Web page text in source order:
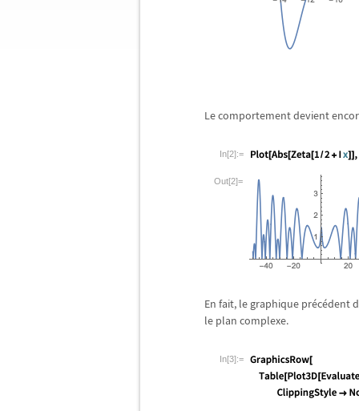
Le comportement devient
In[2]:=
Out[2]=
En fait, le graphique précédent
le plan complexe.
In[3]:=